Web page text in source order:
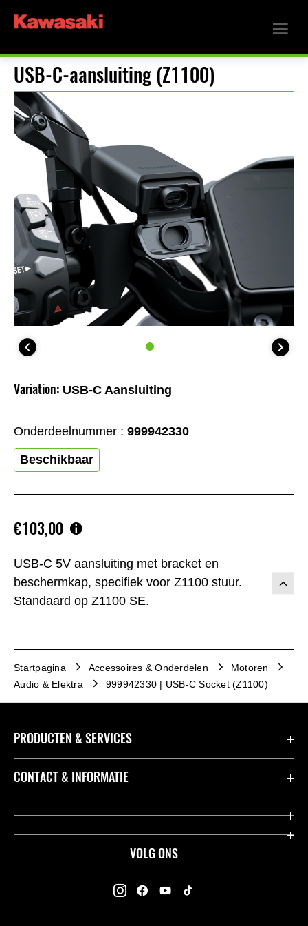
USB-C-aansluiting (Z1100)
USB-C 5V aansluiting met bracket en
beschermkap, specifiek voor Z1100 stuur.
Standaard op Z1100 SE.
€103,00
Variation: USB-C Aansluiting
Onderdeelnummer : 999942330
Beschikbaar
Startpagina Accessoires & Onderdelen
Motoren
Audio & Elektra
999942330 | USB-C Socket (Z1100)
VOLG ONS
PRODUCTEN & SERVICES
Accessoires & Onderdelen
Dealers
K-Care Fabrieksgarantie
CONTACT & INFORMATIE
Contact